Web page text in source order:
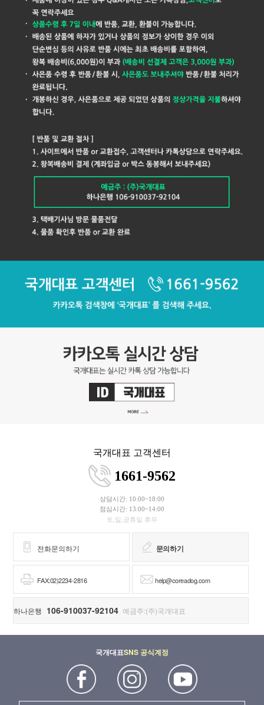
국개대표 고객센터
1661-9562
상담시간: 10:00~18:00
점심시간: 13:00~14:00
토,일,공휴일 휴무
전화문의하기 문의하기
FAX:02)2234-2816 help@coreadog.com
하나은행 106-910037-92104 예금주:(주)국개대표
국개대표SNS 공식계정